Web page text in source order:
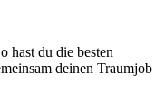
hast du die besten
deinen Traumjob